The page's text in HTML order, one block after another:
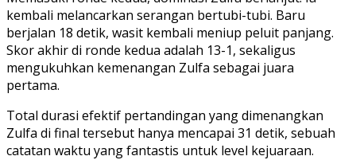
kembali melancarkan serangan bertubi-tubi. Baru
berjalan 18 detik, wasit kembali meniup peluit panjang.
Skor akhir di ronde kedua adalah 13-1, sekaligus
mengukuhkan kemenangan Zulfa sebagai juara
pertama.
Total durasi efektif pertandingan yang dimenangkan
Zulfa di final tersebut hanya mencapai 31 detik, sebuah
catatan waktu yang fantastis untuk level kejuaraan.